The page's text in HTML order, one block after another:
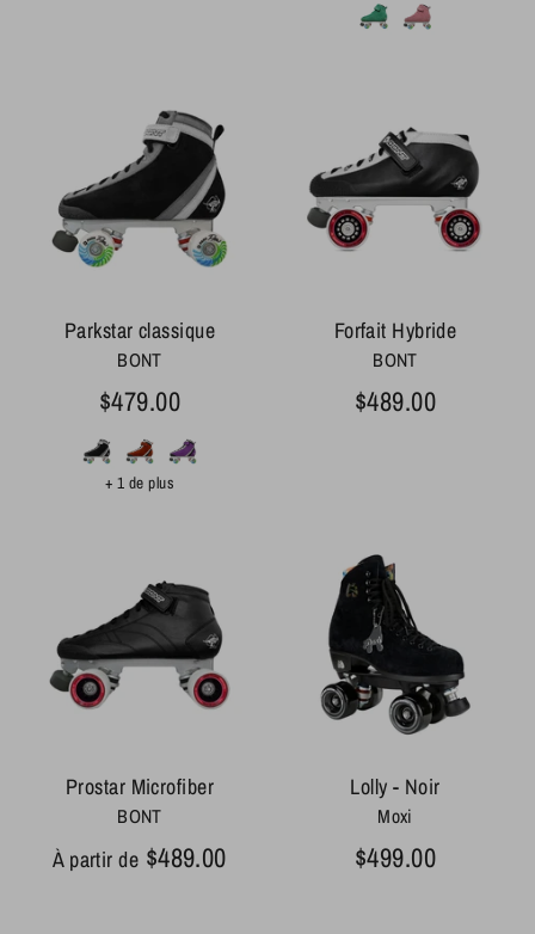
Parkstar classique
BONT
$479.00
+ 1 de plus
Forfait Hybride
BONT
$489.00
Prostar Microfiber
BONT
À partir de $489.00
Lolly - Noir
Moxi
$499.00